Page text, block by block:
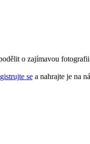
o zajímavou
sea nahrajte je na